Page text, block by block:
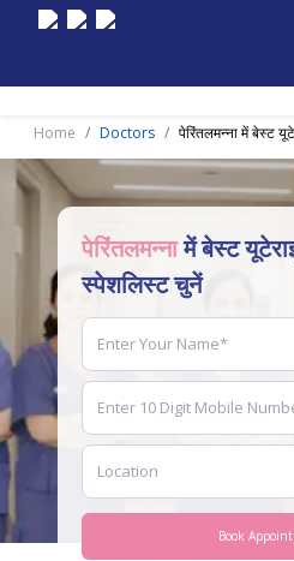
Home Doctors पेरिंतलमन्ना में बेस्ट
पेरिंतलमन्नामें बेस्ट
स्पेशलिस्ट चुनें
Book